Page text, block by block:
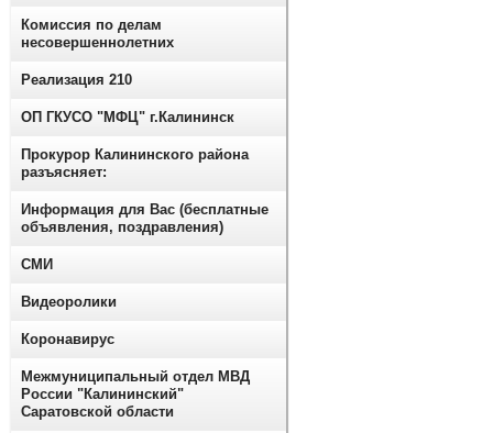
Комиссия по делам
несовершеннолетних
Реализация 210
ОП ГКУСО "МФЦ" г.Калининск
Прокурор Калининского района
разъясняет:
Информация для Вас (бесплатные
объявления, поздравления)
СМИ
Видеоролики
Коронавирус
Межмуниципальный отдел МВД
России "Калининский"
Саратовской области